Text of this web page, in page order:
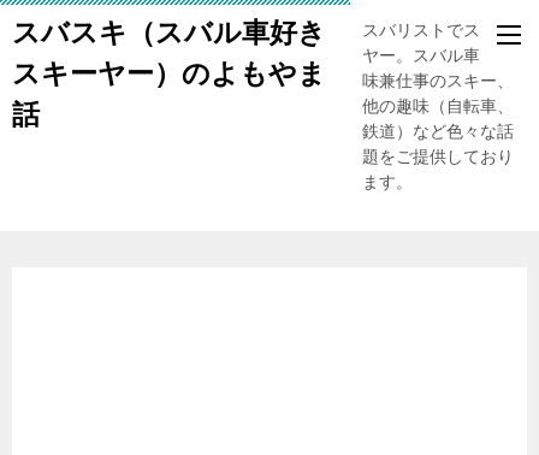
スバスキ（スバル車好き
スキーヤー）のよもやま
話
スバリストでスキー
ヤー。スバル車、趣
味兼仕事のスキー、
他の趣味（自転車、
鉄道）など色々な話
題をご提供しており
ます。